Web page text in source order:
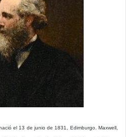
el 13 de junio de 1831, Edimburgo. Maxwell,